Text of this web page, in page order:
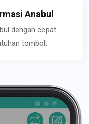
Anabul
dengan cepat
tombol.